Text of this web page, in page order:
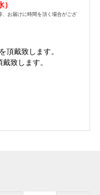
、お届けに時間を頂く場合がござ
を頂戴致します。
致します。